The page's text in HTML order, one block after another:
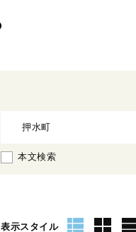
本文検索
表示スタイル